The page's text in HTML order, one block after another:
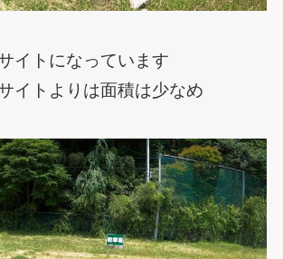
イトになっています
イトよりは面積は少なめ